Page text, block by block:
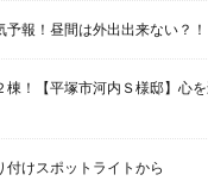
予報！昼間は外出出来ない？！
棟！【平塚市河内Ｓ様邸】心
付けスポットライトから